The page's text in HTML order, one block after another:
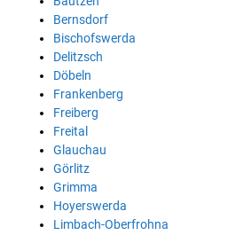
Bernsdorf
Bischofswerda
Delitzsch
Döbeln
Frankenberg
Freiberg
Freital
Glauchau
Görlitz
Grimma
Hoyerswerda
Limbach-Oberfrohna